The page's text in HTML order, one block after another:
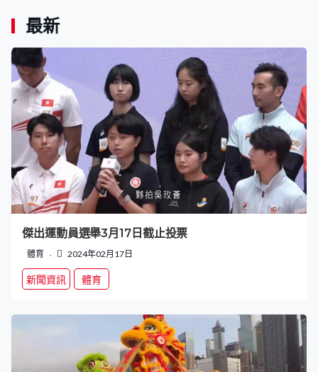
最新
傑出運動員選舉3月17日截止投票
體育 2024年02月17日
新聞資訊 體育